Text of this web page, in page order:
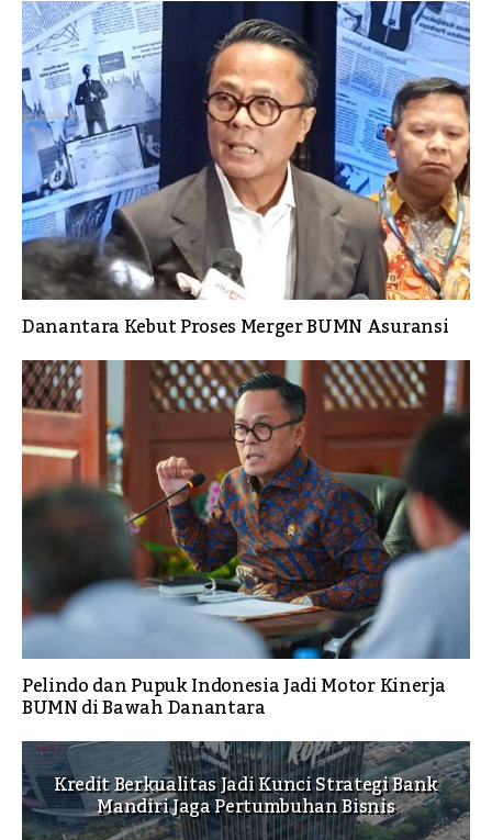
Danantara Kebut Proses Merger BUMN Asuransi
Pelindo dan Pupuk Indonesia Jadi Motor Kinerja
BUMN di Bawah Danantara
Kredit Berkualitas Jadi Kunci Strategi Bank
Mandiri Jaga Pertumbuhan Bisnis